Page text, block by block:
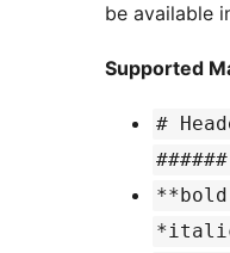
be available
Supported
#